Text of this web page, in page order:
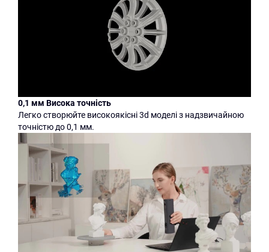
0,1 мм Висока точність
Легко створюйте високоякісні 3d моделі з надзвичайною
точністю до 0,1 мм.